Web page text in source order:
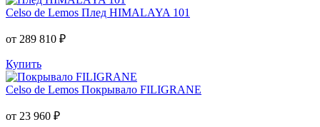
Celso de Lemos Плед HIMALAYA 101
от 289 810 ₽
Купить
Celso de Lemos Покрывало FILIGRANE
от 23 960 ₽